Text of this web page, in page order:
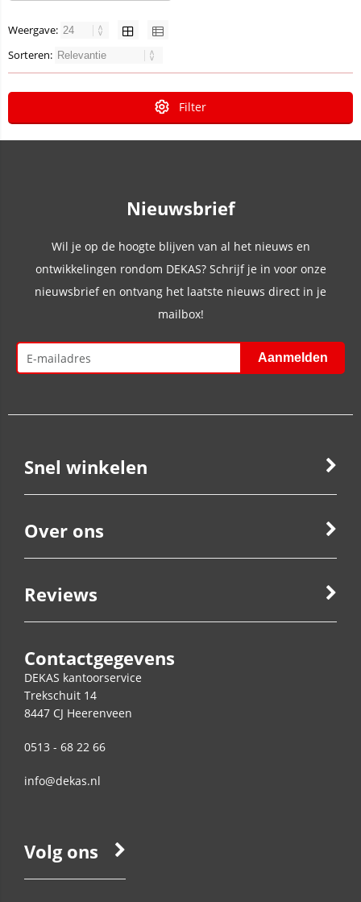
Weergave:
Sorteren:
Filter
Nieuwsbrief
Wil je op de hoogte blijven van al het nieuws en
ontwikkelingen rondom DEKAS? Schrijf je in voor onze
nieuwsbrief en ontvang het laatste nieuws direct in je
mailbox!
Snel winkelen
Over ons
Reviews
Contactgegevens
DEKAS kantoorservice
Trekschuit 14
8447 CJ Heerenveen
0513 - 68 22 66
info@dekas.nl
Volg ons